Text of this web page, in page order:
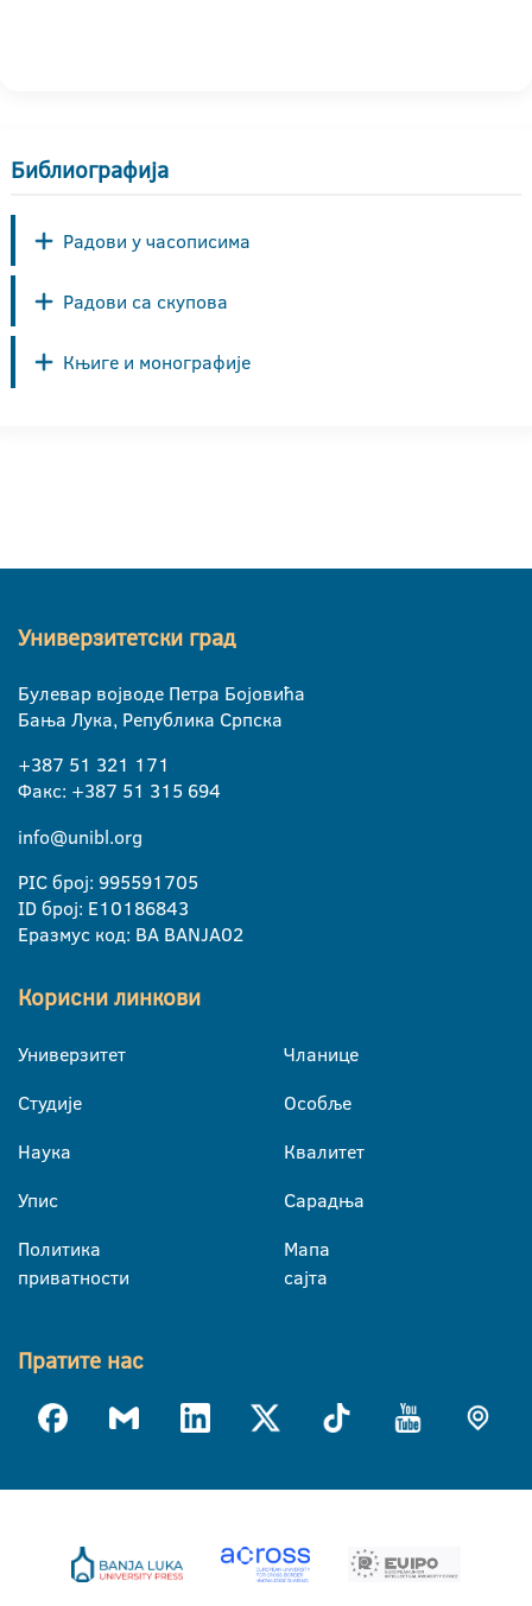
Библиографија
Радови у часописима
Радови са скупова
Књиге и монографије
Универзитетски град
Булевар војводе Петра Бојовића
Бања Лука, Република Српска
+387 51 321 171
Факс: +387 51 315 694
info@unibl.org
PIC број: 995591705
ID број: E10186843
Еразмус код: BA BANJA02
Корисни линкови
Универзитет
Студије
Наука
Упис
Политика
приватности
Чланице
Особље
Квалитет
Сарадња
Мапа
сајта
Пратите нас